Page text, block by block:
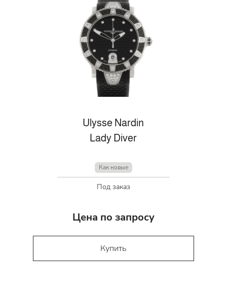
Ulysse Nardin
Lady Diver
Как новые
Под заказ
Цена по запросу
Купить